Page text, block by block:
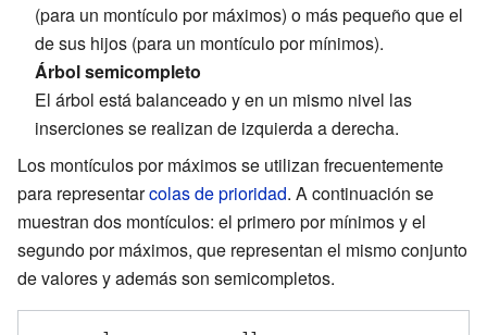
(para un montículo por máximos) o más pequeño que el
de sus hijos (para un montículo por mínimos).
Árbol semicompleto
El árbol está balanceado y en un mismo nivel las
inserciones se realizan de izquierda a derecha.
Los montículos por máximos se utilizan frecuentemente
para representarcolas de prioridad. A continuación se
muestran dos montículos: el primero por mínimos y el
segundo por máximos, que representan el mismo conjunto
de valores y además son semicompletos.